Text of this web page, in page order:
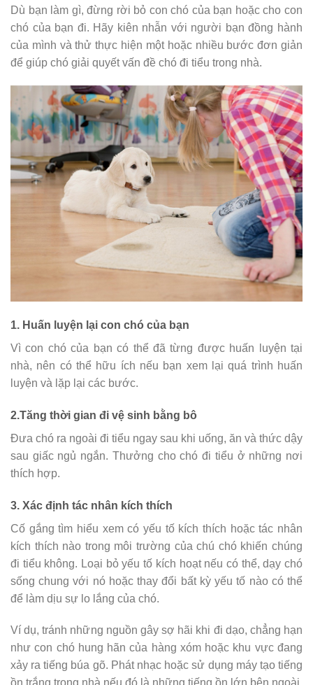
Dù bạn làm gì, đừng rời bỏ con chó của bạn hoặc cho con
chó của bạn đi. Hãy kiên nhẫn với người bạn đồng hành
của mình và thử thực hiện một hoặc nhiều bước đơn giản
để giúp chó giải quyết vấn đề chó đi tiểu trong nhà.
1. Huấn luyện lại con chó của bạn
Vì con chó của bạn có thể đã từng được huấn luyện tại
nhà, nên có thể hữu ích nếu bạn xem lại quá trình huấn
luyện và lặp lại các bước.
2.Tăng thời gian đi vệ sinh bằng bô
Đưa chó ra ngoài đi tiểu ngay sau khi uống, ăn và thức dậy
sau giấc ngủ ngắn. Thưởng cho chó đi tiểu ở những nơi
thích hợp.
3. Xác định tác nhân kích thích
Cố gắng tìm hiểu xem có yếu tố kích thích hoặc tác nhân
kích thích nào trong môi trường của chú chó khiến chúng
đi tiểu không. Loại bỏ yếu tố kích hoạt nếu có thể, dạy chó
sống chung với nó hoặc thay đổi bất kỳ yếu tố nào có thể
để làm dịu sự lo lắng của chó.
Ví dụ, tránh những nguồn gây sợ hãi khi đi dạo, chẳng hạn
như con chó hung hãn của hàng xóm hoặc khu vực đang
xảy ra tiếng búa gõ. Phát nhạc hoặc sử dụng máy tạo tiếng